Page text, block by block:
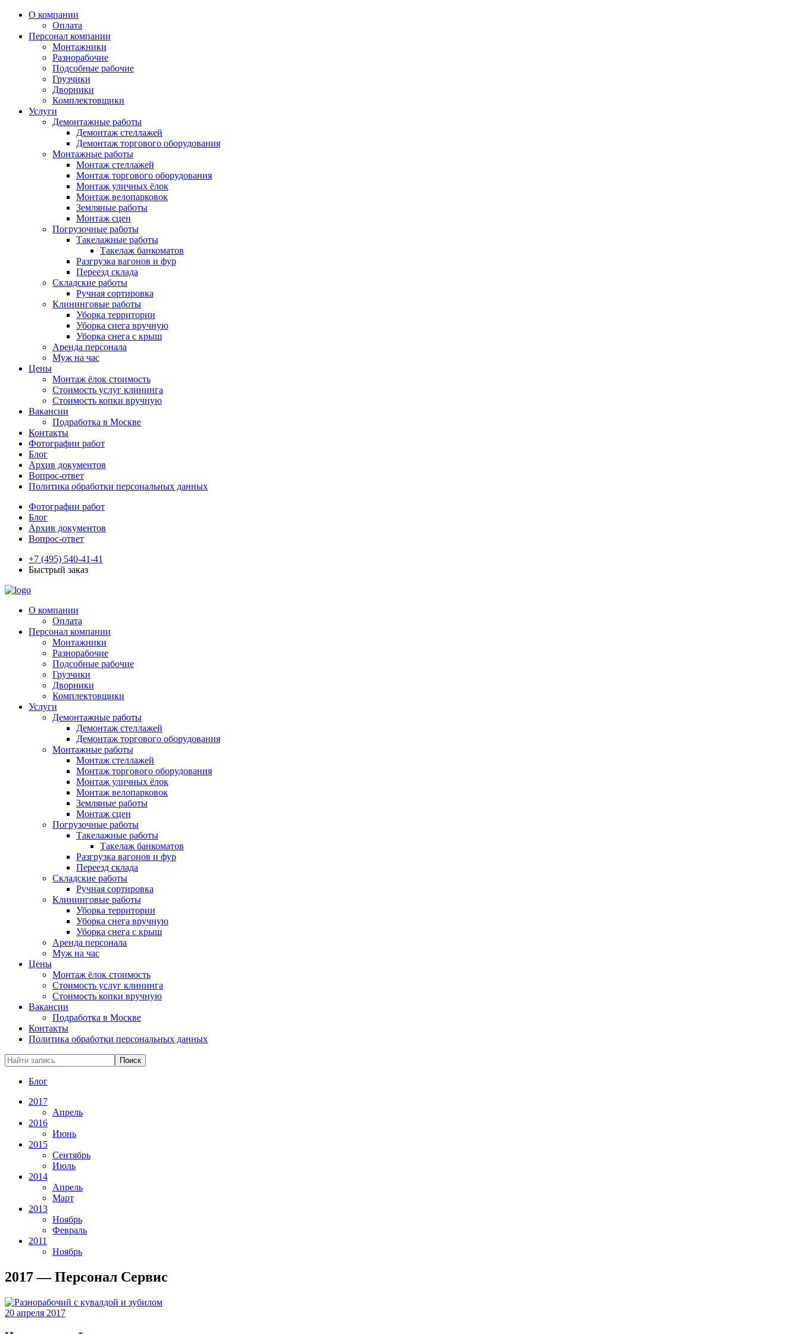
О компании
Оплата
Персонал компании
Монтажники
Разнорабочие
Подсобные рабочие
Грузчики
Дворники
Комплектовщики
Услуги
Демонтажные работы
Демонтаж стеллажей
Демонтаж торгового оборудования
Монтажные работы
Монтаж стеллажей
Монтаж торгового оборудования
Монтаж уличных ёлок
Монтаж велопарковок
Земляные работы
Монтаж сцен
Погрузочные работы
Такелажные работы
Такелаж банкоматов
Разгрузка вагонов и фур
Переезд склада
Складские работы
Ручная сортировка
Клининговые работы
Уборка территории
Уборка снега вручную
Уборка снега с крыш
Аренда персонала
Муж на час
Цены
Монтаж ёлок стоимость
Стоимость услуг клининга
Стоимость копки вручную
Вакансии
Подработка в Москве
Контакты
Фотографии работ
Блог
Архив документов
Вопрос-ответ
Политика обработки персональных данных
Фотографии работ
Блог
Архив документов
Вопрос-ответ
+7 (495) 540-41-41
Быстрый заказ
О компании
Оплата
Персонал компании
Монтажники
Разнорабочие
Подсобные рабочие
Грузчики
Дворники
Комплектовщики
Услуги
Демонтажные работы
Демонтаж стеллажей
Демонтаж торгового оборудования
Монтажные работы
Монтаж стеллажей
Монтаж торгового оборудования
Монтаж уличных ёлок
Монтаж велопарковок
Земляные работы
Монтаж сцен
Погрузочные работы
Такелажные работы
Такелаж банкоматов
Разгрузка вагонов и фур
Переезд склада
Складские работы
Ручная сортировка
Клининговые работы
Уборка территории
Уборка снега вручную
Уборка снега с крыш
Аренда персонала
Муж на час
Цены
Монтаж ёлок стоимость
Стоимость услуг клининга
Стоимость копки вручную
Вакансии
Подработка в Москве
Контакты
Политика обработки персональных данных
Блог
2017
Апрель
2016
Июнь
2015
Сентябрь
Июль
2014
Апрель
Март
2013
Ноябрь
Февраль
2011
Ноябрь
2017 — Персонал Сервис
20 апреля 2017